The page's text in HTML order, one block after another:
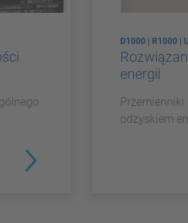
D1000 | R1000 |
energii
odzyskiem